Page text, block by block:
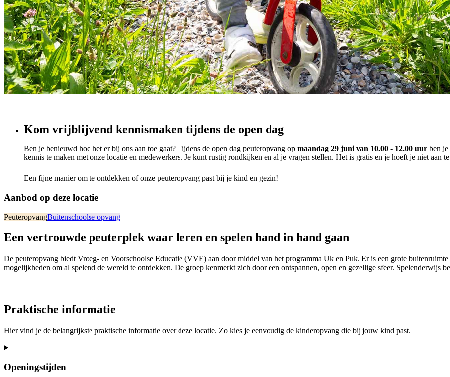
Kom vrijblijvend kennismaken tijdens de open dag
Ben je benieuwd hoe het er bij ons aan toe gaat? Tijdens de open dag peuteropvang op maandag 29 juni van 10.00 - 12.00 uur ben je
kennis te maken met onze locatie en medewerkers. Je kunt rustig rondkijken en al je vragen stellen. Het is gratis en je hoeft je niet aan
Een fijne manier om te ontdekken of onze peuteropvang past bij je kind en gezin!
Aanbod op deze locatie
PeuteropvangBuitenschoolse opvang
Een vertrouwde peuterplek waar leren en spelen hand in hand gaan
De peuteropvang biedt Vroeg- en Voorschoolse Educatie (VVE) aan door middel van het programma Uk en Puk. Er is een grote
mogelijkheden om al spelend de wereld te ontdekken. De groep kenmerkt zich door een ontspannen, open en gezellige sfeer. Spelenderwijs
Praktische informatie
Hier vind je de belangrijkste praktische informatie over deze locatie. Zo kies je eenvoudig de kinderopvang die bij jouw kind past.
Openingstijden